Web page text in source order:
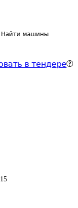
Найти машины
в тендере